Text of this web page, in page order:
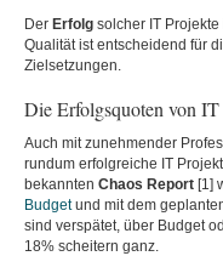
Der Erfolg solcher IT
Qualität ist entscheidend für
Zielsetzungen.
Die Erfolgsquoten von IT
Auch mit zunehmender
rundum erfolgreiche IT
bekannten Chaos Report [1]
Budgetund mit dem
sind verspätet, über Budget
18% scheitern ganz.